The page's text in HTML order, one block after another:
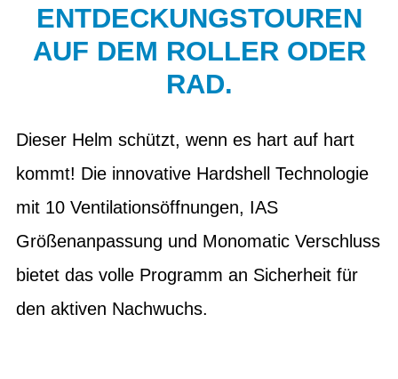
ENTDECKUNGSTOUREN
AUF DEM ROLLER ODER
RAD.
Dieser Helm schützt, wenn es hart auf hart
kommt! Die innovative Hardshell Technologie
mit 10 Ventilationsöffnungen, IAS
Größenanpassung und Monomatic Verschluss
bietet das volle Programm an Sicherheit für
den aktiven Nachwuchs.